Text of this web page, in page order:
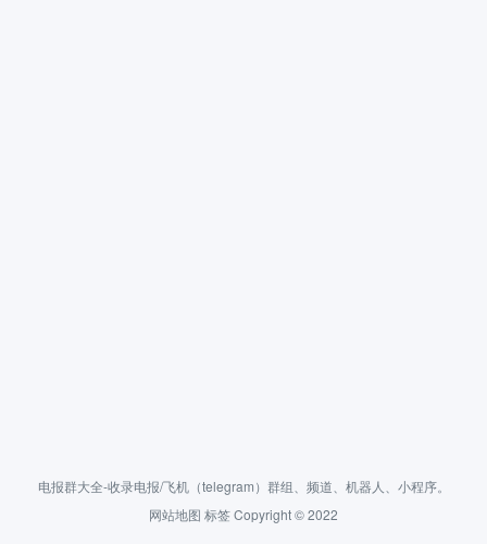
电报群大全-收录电报/飞机（telegram）群组、频道、机器人、小程序。
网站地图 标签Copyright © 2022